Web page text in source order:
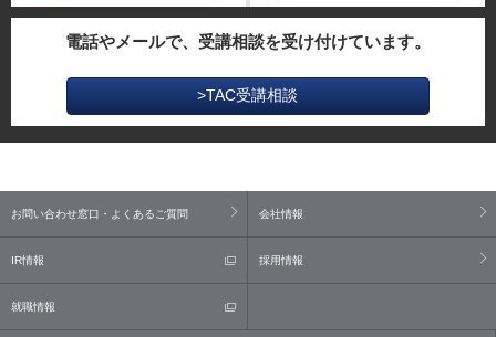
電話やメールで、受講相談を受け付けています。
>TAC受講相談
お問い合わせ窓口・よくあるご質問 会社情報
IR情報 採用情報
就職情報